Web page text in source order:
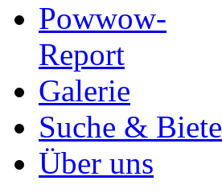
Powwow-
Report
Galerie
Suche & Biete
Über uns